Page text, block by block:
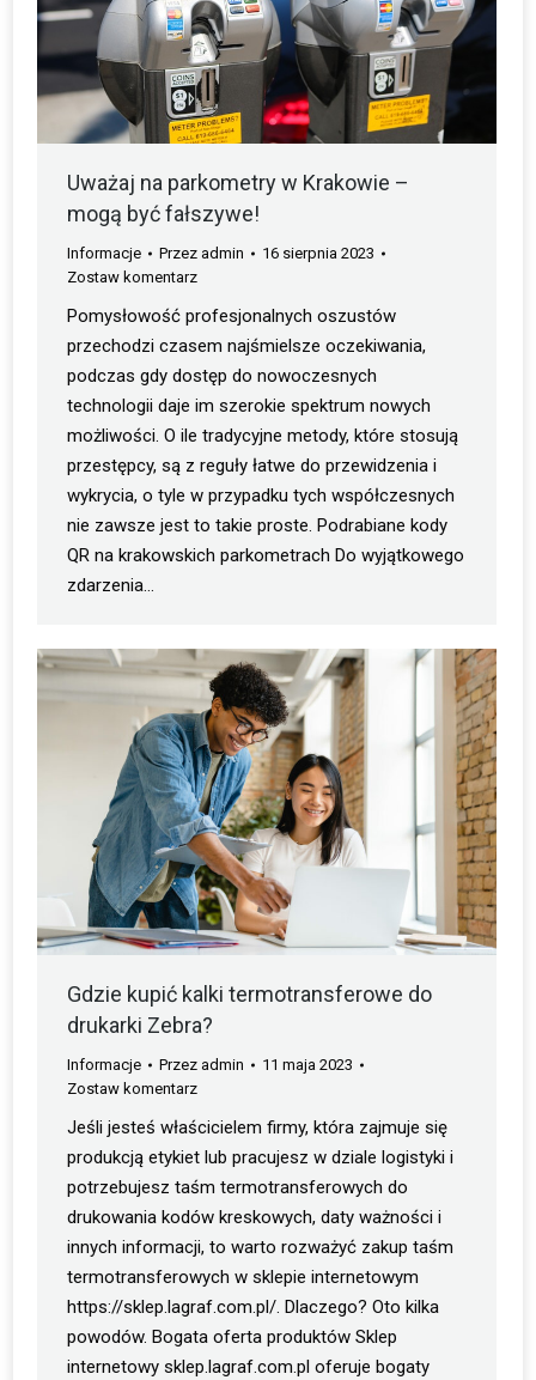
Uważaj na parkometry w Krakowie –
mogą być fałszywe!
Informacje Przez admin
16 sierpnia 2023
Zostaw komentarz
Pomysłowość profesjonalnych oszustów
przechodzi czasem najśmielsze oczekiwania,
podczas gdy dostęp do nowoczesnych
technologii daje im szerokie spektrum nowych
możliwości. O ile tradycyjne metody, które stosują
przestępcy, są z reguły łatwe do przewidzenia i
wykrycia, o tyle w przypadku tych współczesnych
nie zawsze jest to takie proste. Podrabiane kody
QR na krakowskich parkometrach Do wyjątkowego
zdarzenia…
Gdzie kupić kalki termotransferowe do
drukarki Zebra?
Informacje Przez admin
11 maja 2023
Zostaw komentarz
Jeśli jesteś właścicielem firmy, która zajmuje się
produkcją etykiet lub pracujesz w dziale logistyki i
potrzebujesz taśm termotransferowych do
drukowania kodów kreskowych, daty ważności i
innych informacji, to warto rozważyć zakup taśm
termotransferowych w sklepie internetowym
https://sklep.lagraf.com.pl/. Dlaczego? Oto kilka
powodów. Bogata oferta produktów Sklep
internetowy sklep.lagraf.com.pl oferuje bogaty